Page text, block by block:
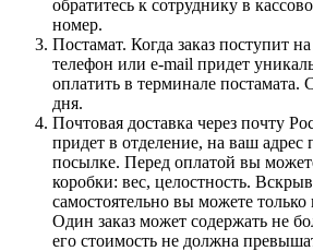
обратитесь к сотруднику в
номер.
Постамат. Когда заказ поступит
телефон или e-mail придет
оплатить в терминале
дня.
Почтовая доставка через почту
придет в отделение, на ваш адрес
посылке. Перед оплатой вы
коробки: вес, целостность.
самостоятельно вы можете только
Один заказ может содержать не
его стоимость не должна